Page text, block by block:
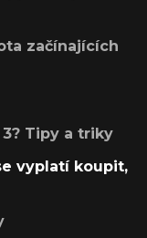
začínajících
Tipy a triky
vyplatí koupit,